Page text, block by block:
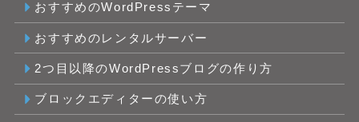
おすすめのWordPressテーマ
おすすめのレンタルサーバー
2つ目以降のWordPressブログの作り方
ブロックエディターの使い方